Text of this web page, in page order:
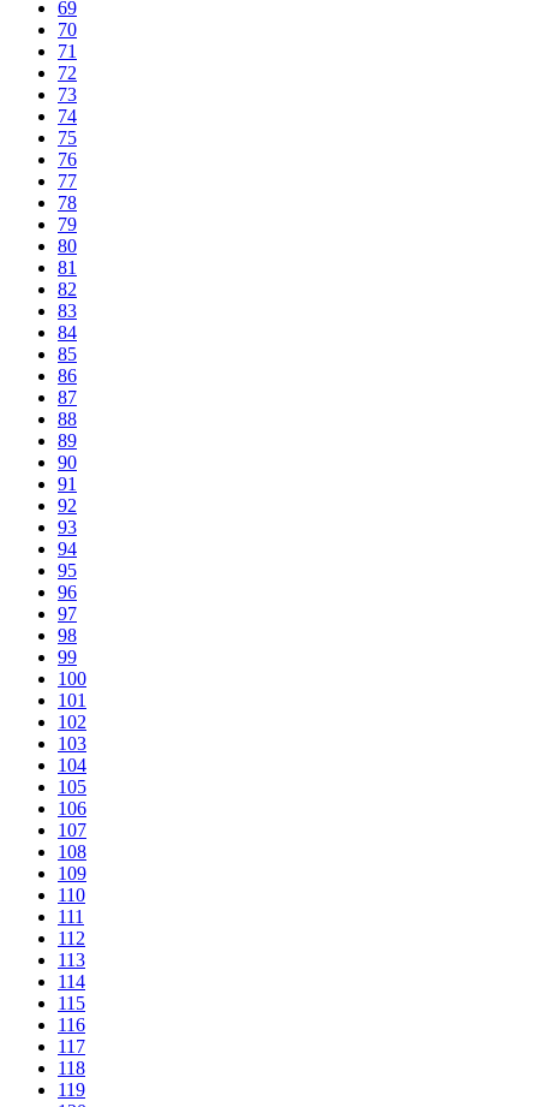
69
70
71
72
73
74
75
76
77
78
79
80
81
82
83
84
85
86
87
88
89
90
91
92
93
94
95
96
97
98
99
100
101
102
103
104
105
106
107
108
109
110
111
112
113
114
115
116
117
118
119